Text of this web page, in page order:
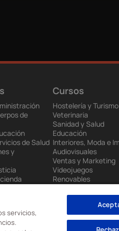
de
de Salud
y
Cursos
Hostelería y Turismo
Veterinaria
Sanidad y Salud
Educación
Interiores, Moda e
Audiovisuales
Ventas y Marketing
Videojuegos
Renovables
Administración
servicios,